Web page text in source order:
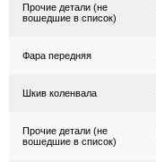
Прочие детали (не
вошедшие в список)
Фара передняя
Шкив коленвала
Прочие детали (не
вошедшие в список)